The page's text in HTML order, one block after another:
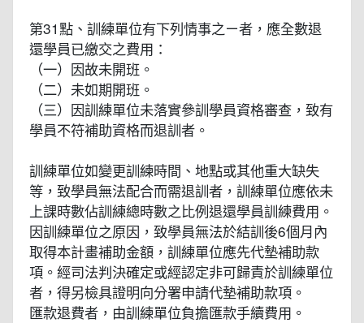
第31點、訓練單位有下列情事之ㄧ者，應全數退
還學員已繳交之費用：
（一）因故未開班。
（二）未如期開班。
（三）因訓練單位未落實參訓學員資格審查，致有
學員不符補助資格而退訓者。
訓練單位如變更訓練時間、地點或其他重大缺失
等，致學員無法配合而需退訓者，訓練單位應依未
上課時數佔訓練總時數之比例退還學員訓練費用。
因訓練單位之原因，致學員無法於結訓後6個月內
取得本計畫補助金額，訓練單位應先代墊補助款
項。經司法判決確定或經認定非可歸責於訓練單位
者，得另檢具證明向分署申請代墊補助款項。
匯款退費者，由訓練單位負擔匯款手續費用。